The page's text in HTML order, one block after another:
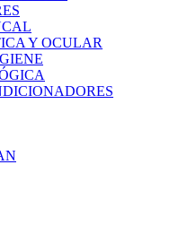
Y OCULAR